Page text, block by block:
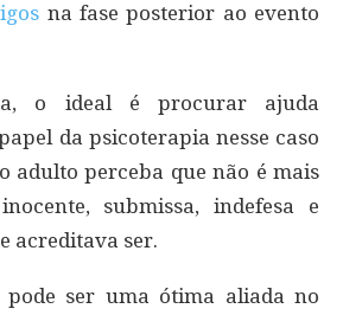
na fase posterior ao evento
o ideal é procurar ajuda
da psicoterapia nesse caso
adulto perceba que não é mais
submissa, indefesa e
acreditava ser.
pode ser uma ótima aliada no